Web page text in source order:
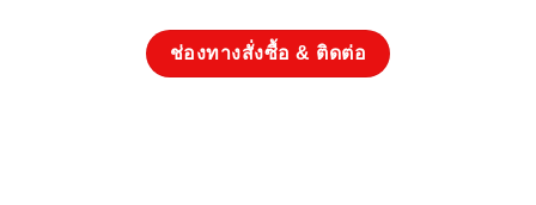
ช่องทางสั่งซื้อ & ติดต่อ